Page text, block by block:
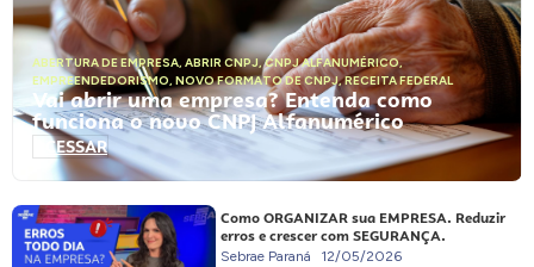
ABERTURA DE EMPRESA, ABRIR CNPJ,CNPJ ALFANUMÉRICO,
EMPREENDEDORISMO, NOVO FORMATO DE CNPJ,RECEITA FEDERAL
Vai abrir uma empresa? Entenda como
funciona o novo CNPJ Alfanumérico
ACESSAR
Como ORGANIZAR sua EMPRESA. Reduzir
erros e crescer com SEGURANÇA.
Sebrae Paraná 12/05/2026